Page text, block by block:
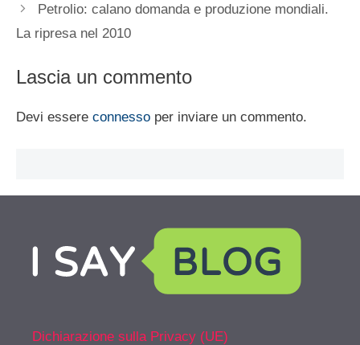
Petrolio: calano domanda e produzione mondiali.
La ripresa nel 2010
Lascia un commento
Devi essere connesso per inviare un commento.
Dichiarazione sulla Privacy (UE)